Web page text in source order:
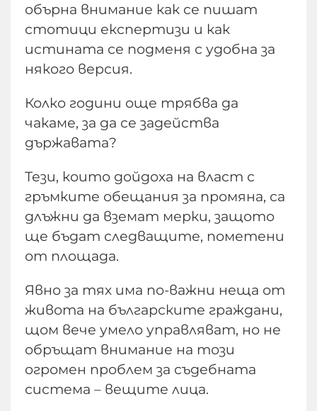
обърна внимание как се пишат
стотици експертизи и как
истината се подменя с удобна за
някого версия.
Колко години още трябва да
чакаме, за да се задейства
държавата?
Тези, които дойдоха на власт с
гръмките обещания за промяна, са
длъжни да вземат мерки, защото
ще бъдат следващите, пометени
от площада.
Явно за тях има по-важни неща от
живота на българските граждани,
щом вече умело управляват, но не
обръщат внимание на този
огромен проблем за съдебната
система – вещите лица.